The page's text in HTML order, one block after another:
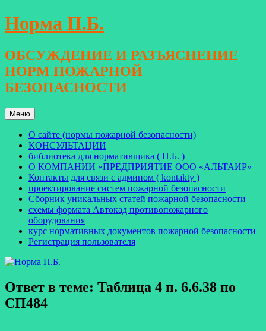
Перейти
к
Норма П.Б.
ОБСУЖДЕНИЕ И РАЗЪЯСНЕНИЕ
НОРМ ПОЖАРНОЙ
БЕЗОПАСНОСТИ
Меню
О сайте (нормы пожарной безопасности)
КОНСУЛЬТАЦИИ
библиотека для нормативщика ( П.Б. )
О КОМПАНИИ «ПРЕДПРИЯТИЕ ООО «АЛЬТАИР»
Контакты для связи с админом ( kontakty )
проектирование систем пожарной безопасности
Сборник уникальных статей пожарной безопасности
схемы формата Автокад противопожарного
оборудования
курс нормативных документов пожарной безопасности
Регистрация пользователя
Ответ в теме: Таблица 4 п. 6.6.38 по
СП484